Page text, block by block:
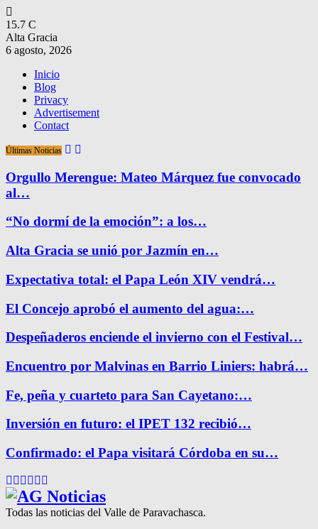
15.7 C
Alta Gracia
6 agosto, 2026
Inicio
Blog
Privacy
Advertisement
Contact
Últimas Noticias
Orgullo Merengue: Mateo Márquez fue convocado
al…
“No dormí de la emoción”: a los…
Alta Gracia se unió por Jazmín en…
Expectativa total: el Papa León XIV vendrá…
El Concejo aprobó el aumento del agua:…
Despeñaderos enciende el invierno con el Festival…
Encuentro por Malvinas en Barrio Liniers: habrá…
Fe, peña y cuarteto para San Cayetano:…
Inversión en futuro: el IPET 132 recibió…
Confirmado: el Papa visitará Córdoba en su…
Facebook
Twitter
Instagram
Pinterest
Google
Todas las noticias del Valle de Paravachasca.